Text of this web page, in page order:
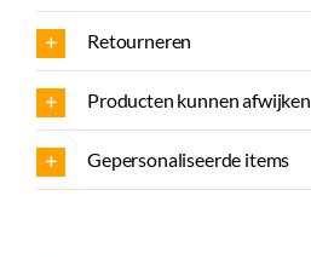
aantal
Retourneren
Producten kunnen afwijken
Gepersonaliseerde items